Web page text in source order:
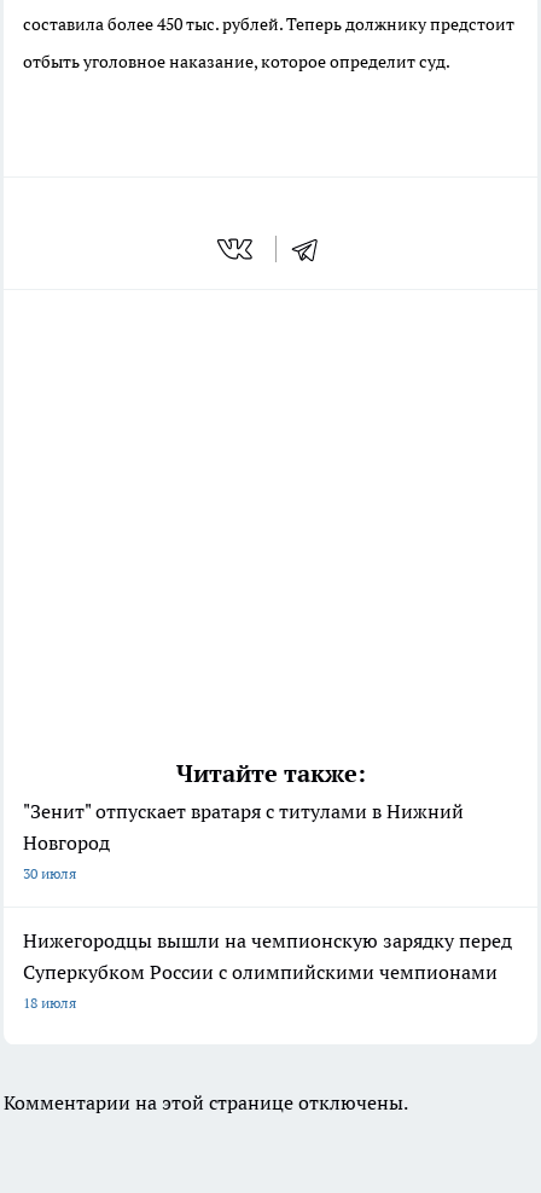
составила более 450 тыс. рублей. Теперь должнику предстоит
отбыть уголовное наказание, которое определит суд.
Читайте также:
"Зенит" отпускает вратаря с титулами в Нижний
Новгород
30 июля
Нижегородцы вышли на чемпионскую зарядку перед
Суперкубком России с олимпийскими чемпионами
18 июля
Комментарии на этой странице отключены.